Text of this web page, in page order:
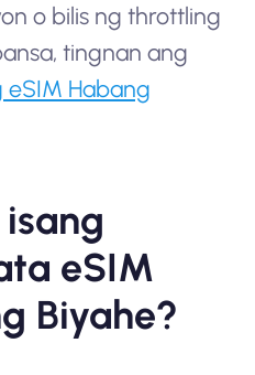
o bilis ng throttling
tingnan ang
eSIM Habang
eSIM
Biyahe?